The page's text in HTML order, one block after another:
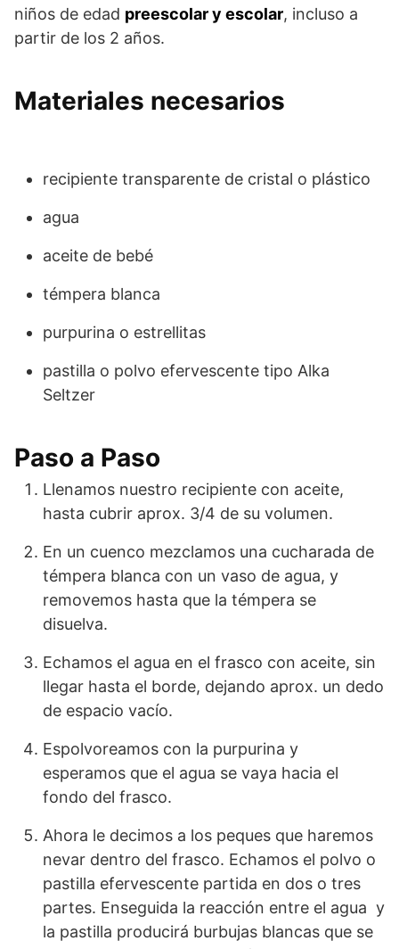
niños de edad preescolar y escolar, incluso a
partir de los 2 años.
Materiales necesarios
recipiente transparente de cristal o plástico
agua
aceite de bebé
témpera blanca
purpurina o estrellitas
pastilla o polvo efervescente tipo Alka
Seltzer
Paso a Paso
Llenamos nuestro recipiente con aceite,
hasta cubrir aprox. 3/4 de su volumen.
En un cuenco mezclamos una cucharada de
témpera blanca con un vaso de agua, y
removemos hasta que la témpera se
disuelva.
Echamos el agua en el frasco con aceite, sin
llegar hasta el borde, dejando aprox. un dedo
de espacio vacío.
Espolvoreamos con la purpurina y
esperamos que el agua se vaya hacia el
fondo del frasco.
Ahora le decimos a los peques que haremos
nevar dentro del frasco. Echamos el polvo o
pastilla efervescente partida en dos o tres
partes. Enseguida la reacción entre el agua y
la pastilla producirá burbujas blancas que se